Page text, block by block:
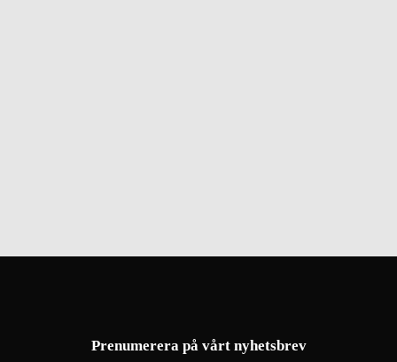
Prenumerera på vårt nyhetsbrev